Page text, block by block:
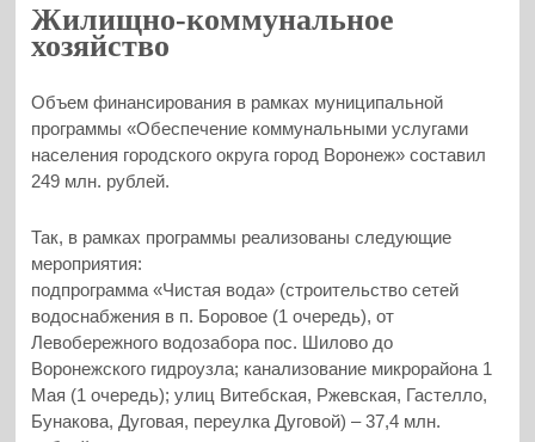
Жилищно-коммунальное
хозяйство
Объем финансирования в рамках муниципальной
программы «Обеспечение коммунальными услугами
населения городского округа город Воронеж» составил
249 млн. рублей.
Так, в рамках программы реализованы следующие
мероприятия:
подпрограмма «Чистая вода» (строительство сетей
водоснабжения в п. Боровое (1 очередь), от
Левобережного водозабора пос. Шилово до
Воронежского гидроузла; канализование микрорайона 1
Мая (1 очередь); улиц Витебская, Ржевская, Гастелло,
Бунакова, Дуговая, переулка Дуговой) – 37,4 млн.